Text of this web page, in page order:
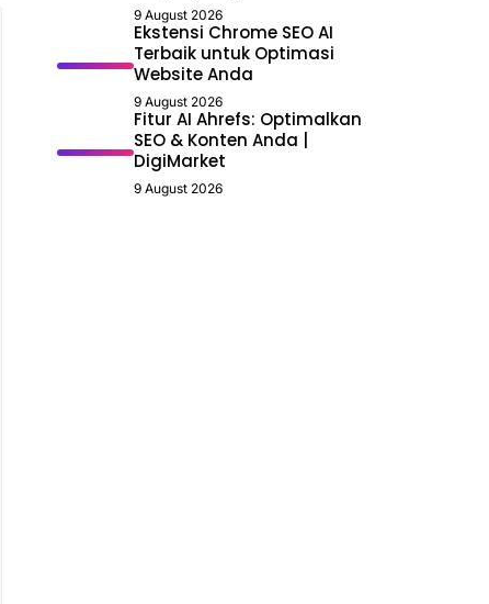
9 August 2026
Ekstensi Chrome SEO AI
Terbaik untuk Optimasi
Website Anda
9 August 2026
Fitur AI Ahrefs: Optimalkan
SEO & Konten Anda |
DigiMarket
9 August 2026